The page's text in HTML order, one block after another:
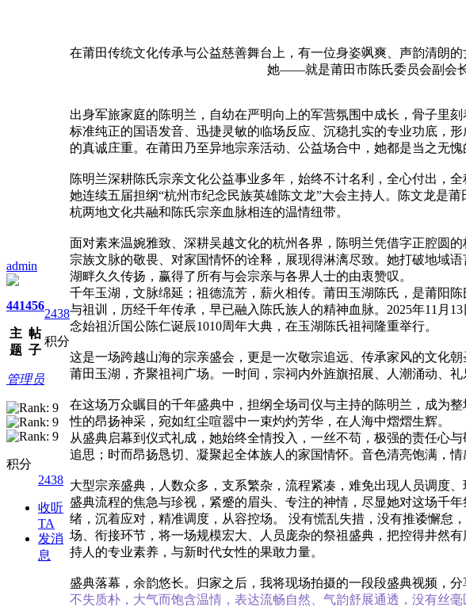
admin
441
主
题
456
帖
子
2438
积分
管理员
积分
2438
收听
TA
发消
息
在莆田传统文化传承与公益慈善舞台上，有一位身姿飒爽、声韵清朗
她——就是莆田市陈氏委员会副会长
出身军旅家庭的陈明兰，自幼在严明向上的军营氛围中成长，骨子里
标准纯正的国语发音、迅捷灵敏的临场反应、沉稳扎实的专业功底，
的真诚庄重。在莆田乃至异地宗亲活动、公益场合中，她都是当之无
陈明兰深耕陈氏宗亲文化公益事业多年，始终不计名利，全心付出，
她连续五届担纲“杭州市纪念民族英雄陈文龙”大会主持人。陈文龙是
杭两地文化共融和陈氏宗亲血脉相连的温情纽带。
面对素来温婉雅致、深耕吴越文化的杭州各界，陈明兰凭借字正腔圆
宗族文脉的敬畏、对家国情怀的诠释，展现得淋漓尽致。她打破地域
湖畔久久传扬，赢得了所有与会宗亲与各界人士的由衷赞叹。
千年玉湖，文脉绵延；祖德流芳，薪火相传。莆田玉湖陈氏，是莆阳
与祖训，历经千年传承，早已融入陈氏族人的精神血脉。2025年11
念始祖沂国公陈仁诞辰1010周年大典，在玉湖陈氏祖祠隆重举行。
这是一场跨越山海的宗亲盛会，更是一次敬宗追远、传承家风的文化
莆田玉湖，齐聚祖祠广场。一时间，宗祠内外旌旗招展、人潮涌动、
在这场万众瞩目的千年盛典中，担纲全场司仪与主持的陈明兰，成为
性的昂扬神采，宛如红尘喧嚣中一束灼灼芳华，在人海中熠熠生辉。
从盛典启幕到仪式礼成，她始终全情投入，一丝不苟，极强的责任心
追思；时而昂扬恳切、凝聚起全体族人的家国情怀。音色清亮饱满，
大型宗亲盛典，人数众多，支系繁杂，流程紧凑，难免出现人员调度
盛典流程的焦急与珍视，紧蹙的眉头、专注的神情，尽显她对这场千
绪，沉着应对，精准调度，从容控场。
没有慌乱失措，没有推诿懈怠
场、衔接环节，将一场规模宏大、人员庞杂的祭祖盛典，把控得井然
持人的专业素养，与新时代女性的果敢力量。
盛典落幕，余韵悠长。归家之后，我将现场拍摄的一段段盛典视频，
不失质朴，大气而饱含温情，表达流畅自然、气韵舒展通透，没有丝